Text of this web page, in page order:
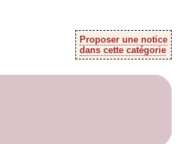
Proposer une notice
dans cette catégorie